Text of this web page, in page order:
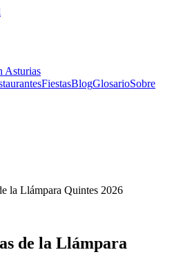
Asturias
FiestasBlogGlosarioSobre
la Llámpara Quintes 2026
de la Llámpara